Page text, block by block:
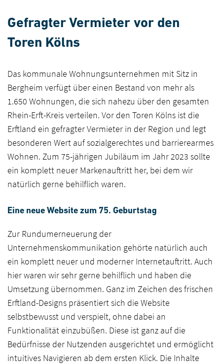
Gefragter Vermieter vor den
Toren Kölns
Das kommunale Wohnungsunternehmen mit Sitz in
Bergheim verfügt über einen Bestand von mehr als
1.650 Wohnungen, die sich nahezu über den gesamten
Rhein-Erft-Kreis verteilen. Vor den Toren Kölns ist die
Erftland ein gefragter Vermieter in der Region und legt
besonderen Wert auf sozialgerechtes und barrierearmes
Wohnen. Zum 75-jährigen Jubiläum im Jahr 2023 sollte
ein komplett neuer Markenauftritt her, bei dem wir
natürlich gerne behilflich waren.
Eine neue Website zum 75. Geburtstag
Zur Rundumerneuerung der
Unternehmenskommunikation gehörte natürlich auch
ein komplett neuer und moderner Internetauftritt. Auch
hier waren wir sehr gerne behilflich und haben die
Umsetzung übernommen. Ganz im Zeichen des frischen
Erftland-Designs präsentiert sich die Website
selbstbewusst und verspielt, ohne dabei an
Funktionalität einzubüßen. Diese ist ganz auf die
Bedürfnisse der Nutzenden ausgerichtet und ermöglicht
intuitives Navigieren ab dem ersten Klick. Die Inhalte